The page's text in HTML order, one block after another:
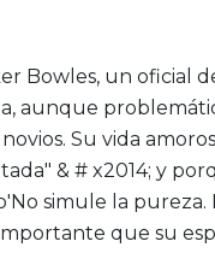
Bowles, un oficial
aunque
Su vida
& # x2014; y
simule la
que su